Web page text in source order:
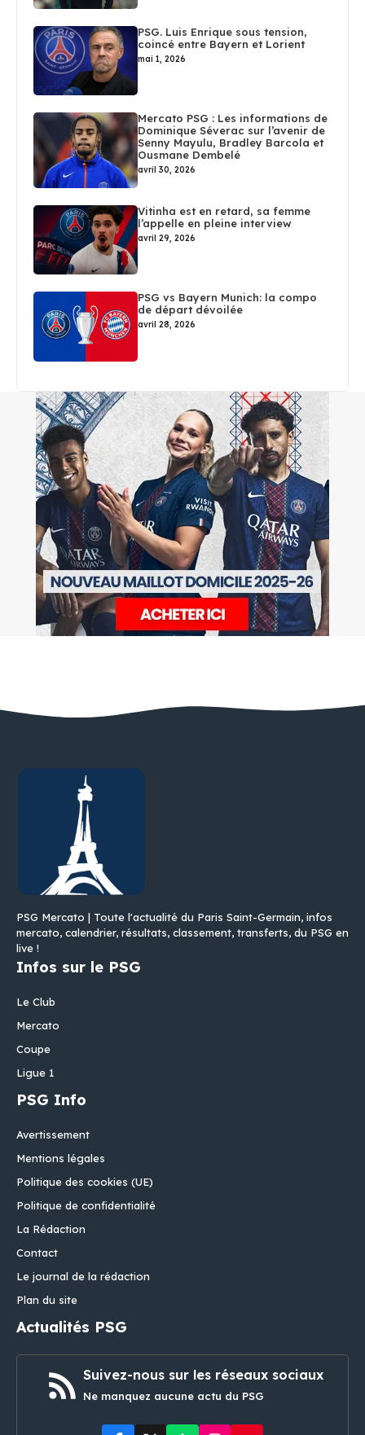
PSG. Luis Enrique sous tension,
coincé entre Bayern et Lorient
mai 1, 2026
Mercato PSG : Les informations de
Dominique Séverac sur l’avenir de
Senny Mayulu, Bradley Barcola et
Ousmane Dembelé
avril 30, 2026
Vitinha est en retard, sa femme
l’appelle en pleine interview
avril 29, 2026
PSG vs Bayern Munich: la compo
de départ dévoilée
avril 28, 2026
PSG Mercato | Toute l'actualité du Paris Saint-Germain, infos
mercato, calendrier, résultats, classement, transferts, du PSG en
live !
Infos sur le PSG
Le Club
Mercato
Coupe
Ligue 1
PSG Info
Avertissement
Mentions légales
Politique des cookies (UE)
Politique de confidentialité
La Rédaction
Contact
Le journal de la rédaction
Plan du site
Actualités PSG
Suivez-nous sur les réseaux sociaux
Ne manquez aucune actu du PSG